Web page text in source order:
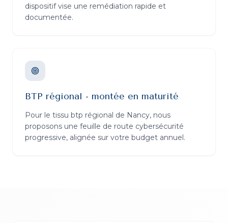
dispositif vise une remédiation rapide et
documentée.
BTP régional - montée en maturité
Pour le tissu btp régional de Nancy, nous
proposons une feuille de route cybersécurité
progressive, alignée sur votre budget annuel.